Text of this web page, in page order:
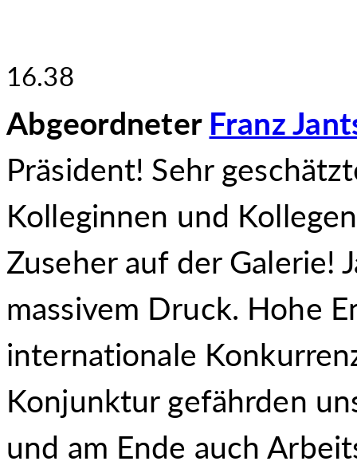
16.38
Abgeordneter Franz
Präsident! Sehr
Kolleginnen und
Zuseher auf der Galerie!
massivem Druck. Hohe
internationale
Konjunktur gefährden
und am Ende auch